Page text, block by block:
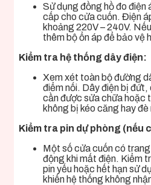
Sử dụng đồng hồ đo điện
cấp cho cửa cuốn. Điện
khoảng 220V – 240V.
thêm bộ ổn áp để bảo vệ
Kiểm tra hệ thống dây điện:
Xem xét toàn bộ đường
điểm nối. Dây điện bị
cần được sửa chữa hoặc
không bị kéo căng hay đè
Kiểm tra pin dự phòng (nếu
Một số cửa cuốn có
động khi mất điện. Kiểm
pin yếu hoặc hết hạn sử
khiến hệ thống không